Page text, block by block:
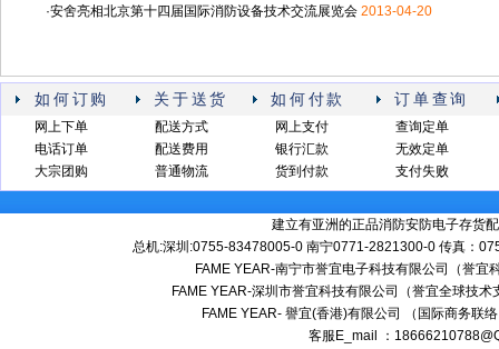
·安舍亮相北京第十四届国际消防设备技术交流展览会 2013-04-20
如何订购 关于送货 如何付款 订单查询
网上下单
电话订单
大宗团购
配送方式
配送费用
普通物流
网上支付
银行汇款
货到付款
查询定单
无效定单
支付失败
建立有亚洲的正品消防安防电子存货
总机:深圳:0755-83478005-0 南宁0771-2821300-0 传真：
FAME YEAR-南宁市誉宜电子科技有限公司（誉
FAME YEAR-深圳市誉宜科技有限公司（誉宜全球技
FAME YEAR- 譽宜(香港)有限公司 （国际商务联
客服E_mail ：